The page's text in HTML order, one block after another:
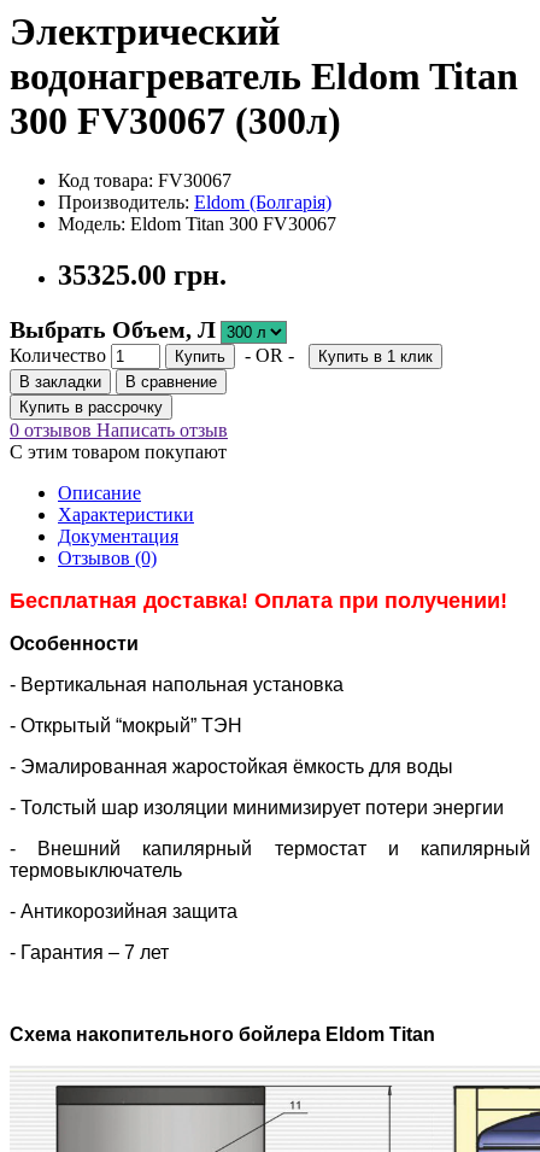
Электрический
водонагреватель Eldom Titan
300 FV30067 (300л)
Код товара: FV30067
Производитель: Eldom (Болгарія)
Модель: Eldom Titan 300 FV30067
35325.00 грн.
Выбрать Объем, Л
Количество Купить - OR -
Купить в 1 клик
В закладки
В сравнение
Купить в рассрочку
0 отзывов Написать отзыв
С этим товаром покупают
Описание
Характеристики
Документация
Отзывов (0)
Бесплатная доставка! Оплата при получении!
Особенности
- Вертикальная напольная установка
- Открытый “мокрый” ТЭН
- Эмалированная жаростойкая ёмкость для воды
- Толстый шар изоляции минимизирует потери энергии
- Внешний капилярный термостат и капилярный
термовыключатель
- Антикорозийная защита
- Гарантия – 7 лет
Схема накопительного бойлера Eldom Titan